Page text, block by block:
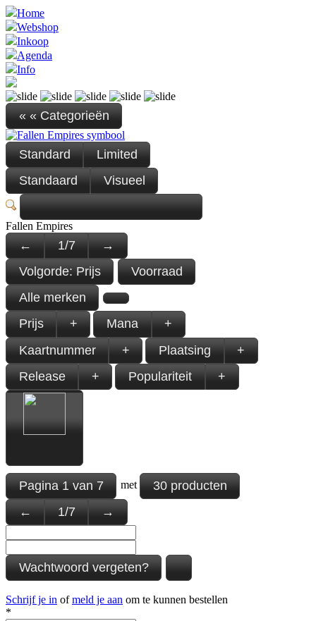
Home
Webshop
Inkoop
Agenda
Info
« « Categorieën
Standard
Limited
Standaard
Visueel
Fallen Empires
← 1/7
→
Volgorde: Prijs
Voorraad
Alle merken
Prijs
+ Mana
+
Kaartnummer
+ Plaatsing
+
Release
+ Populariteit +
Pagina1van7 met
30 producten
←
1/7 →
Wachtwoord vergeten?
Schrijf je in ofmeld je aan om te kunnen bestellen
*